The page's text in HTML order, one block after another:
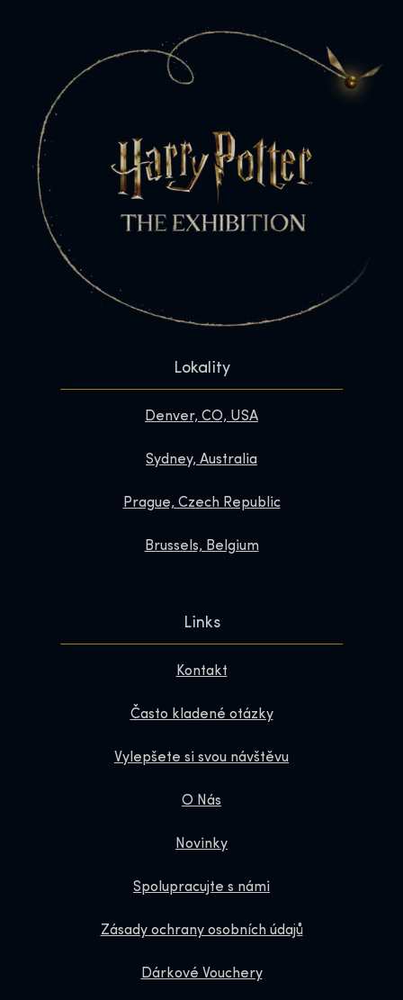
Lokality
Denver, CO, USA
Sydney, Australia
Prague, Czech Republic
Brussels, Belgium
Links
Kontakt
Často kladené otázky
Vylepšete si svou návštěvu
O Nás
Novinky
Spolupracujte s námi
Zásady ochrany osobních údajů
Dárkové Vouchery